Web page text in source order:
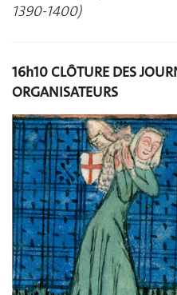
1390-1400)
16h10 CLÔTURE DES
ORGANISATEURS